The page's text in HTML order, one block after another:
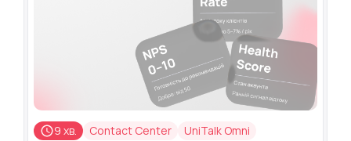
9 хв. Contact Center UniTalk Omni